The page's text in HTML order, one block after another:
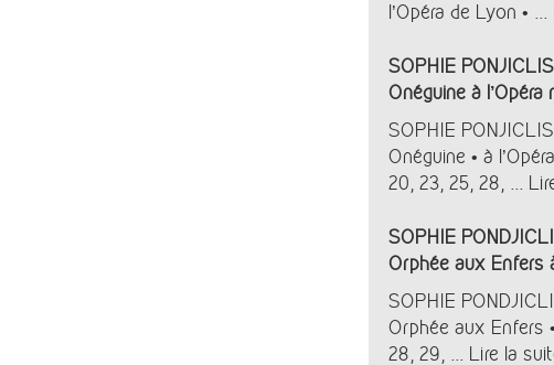
l’Opéra de Lyon • ...
SOPHIE
Onéguine à
SOPHIE
Onéguine • à
20, 23, 25, 28, ...
SOPHIE
Orphée aux Enfers
SOPHIE
Orphée aux Enfers
28, 29, ... Lire la